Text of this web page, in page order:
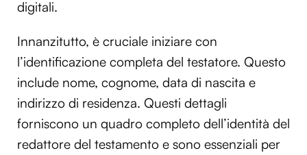
digitali.
Innanzitutto, è cruciale iniziare con
l’identificazione completa del testatore. Questo
include nome, cognome, data di nascita e
indirizzo di residenza. Questi dettagli
forniscono un quadro completo dell’identità del
redattore del testamento e sono essenziali per